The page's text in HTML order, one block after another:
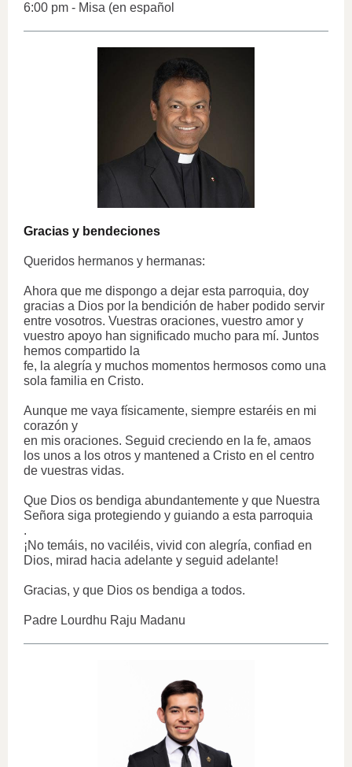
6:00 pm - Misa (en español
Gracias y bendeciones
Queridos hermanos y hermanas:
Ahora que me dispongo a dejar esta parroquia, doy
gracias a Dios por la bendición de haber podido servir
entre vosotros. Vuestras oraciones, vuestro amor y
vuestro apoyo han significado mucho para mí. Juntos
hemos compartido la
fe, la alegría y muchos momentos hermosos como una
sola familia en Cristo.
Aunque me vaya físicamente, siempre estaréis en mi
corazón y
en mis oraciones. Seguid creciendo en la fe, amaos
los unos a los otros y mantened a Cristo en el centro
de vuestras vidas.
Que Dios os bendiga abundantemente y que Nuestra
Señora siga protegiendo y guiando a esta parroquia
.
¡No temáis, no vaciléis, vivid con alegría, confiad en
Dios, mirad hacia adelante y seguid adelante!
Gracias, y que Dios os bendiga a todos.
Padre Lourdhu Raju Madanu